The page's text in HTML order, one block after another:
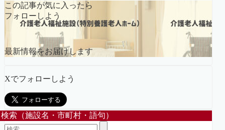
この記事が気に入ったら
フォローしよう
最新情報をお届けします
Xでフォローしよう
検索（施設名・市町村・語句）